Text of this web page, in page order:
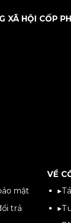
XÃ HỘI CỐP
mật
trả
VỀ
▸
▸